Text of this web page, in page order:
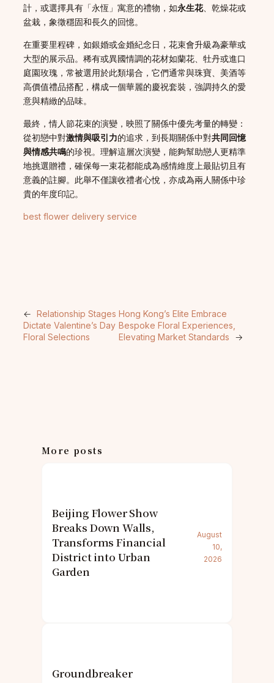
計，或選擇具有「永恆」寓意的禮物，如永生花、乾燥花或
盆栽，象徵穩固和長久的回憶。
在重要里程碑，如銀婚或金婚紀念日，花束會升級為豪華或
大型的展示品。稀有或異國情調的花材如蘭花、牡丹或進口
庭園玫瑰，常被選用於此類場合，它們通常與珠寶、美酒等
高價值禮品搭配，構成一個華麗的慶祝套裝，強調持久的愛
意與精緻的品味。
最終，情人節花束的演變，映照了關係中優先考量的轉變：
從初戀中對激情與吸引力的追求，到長期關係中對共同回憶
與情感共鳴的珍視。理解這層次演變，能夠幫助戀人更精準
地挑選贈禮，確保每一束花都能成為感情維度上最貼切且有
意義的註腳。此舉不僅讓收禮者心悅，亦成為兩人關係中珍
貴的年度印記。
best flower delivery service
← Relationship Stages
Dictate Valentine’s Day
Floral Selections
Hong Kong’s Elite Embrace
Bespoke Floral Experiences,
Elevating Market Standards
→
More posts
Beijing Flower Show
Breaks Down Walls,
Transforms Financial
District into Urban
Garden
August
10,
2026
Groundbreaker